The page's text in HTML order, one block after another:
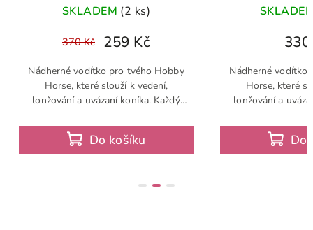
SKLADEM (2 ks)
370 Kč 259 Kč
Do košíku
Nádherné vodítko pro tvého Hobby
Horse, které slouží k vedení,
lonžování a uvázaní koníka. Každý
vodítko a jedná se tudíž o základní
výbavu
Do
Nádherné vodítko
Horse, které
lonžování a
vodítko a jedná